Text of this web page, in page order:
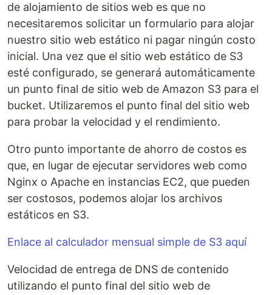
de alojamiento de sitios web es que no
necesitaremos solicitar un formulario para alojar
nuestro sitio web estático ni pagar ningún costo
inicial. Una vez que el sitio web estático de S3
esté configurado, se generará automáticamente
un punto final de sitio web de Amazon S3 para el
bucket. Utilizaremos el punto final del sitio web
para probar la velocidad y el rendimiento.
Otro punto importante de ahorro de costos es
que, en lugar de ejecutar servidores web como
Nginx o Apache en instancias EC2, que pueden
ser costosos, podemos alojar los archivos
estáticos en S3.
Enlace al calculador mensual simple de S3 aquí
Velocidad de entrega de DNS de contenido
utilizando el punto final del sitio web de